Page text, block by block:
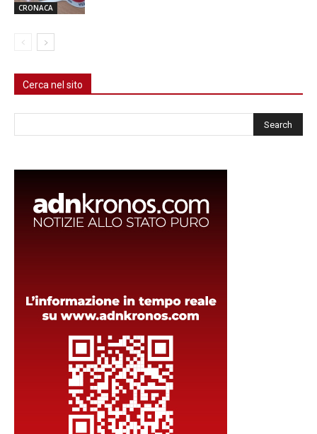
CRONACA
Cerca nel sito